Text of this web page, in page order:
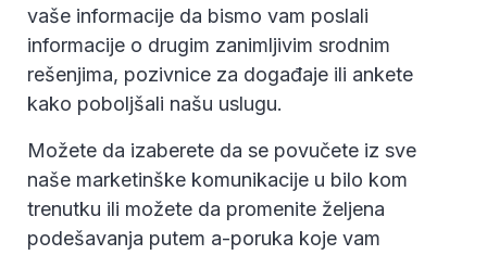
vaše informacije da bismo vam poslali
informacije o drugim zanimljivim srodnim
rešenjima, pozivnice za događaje ili ankete
kako poboljšali našu uslugu.
Možete da izaberete da se povučete iz sve
naše marketinške komunikacije u bilo kom
trenutku ili možete da promenite željena
podešavanja putem a-poruka koje vam